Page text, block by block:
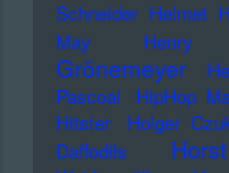
Schneider Helmet
May
Henry
Grönemeyer
Pascoal
HipHop
Hitster
Holger
Daffodils